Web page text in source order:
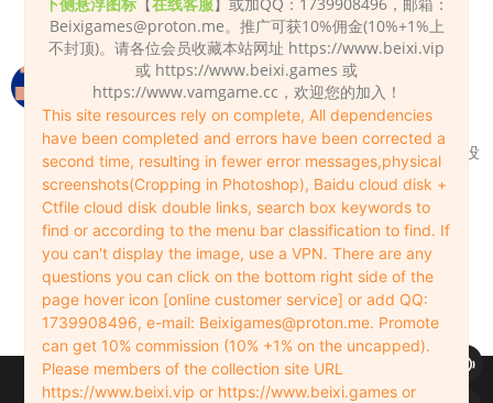
Admin 2024-11-30 0
老大老大，希望可以抽空更新一下25.2月之后的
无敌大色喵 2026-05-24 0
早期做了服装后集，合集链接容易被和谐，后面就没
有再做服装合集了，都是分开单独上的链接。
Admin 2026-05-25 0
好的，那期待继续更新，我在网站里找找。
无敌大色喵 2026-05-25 0
Copyleft © 2022-2026 beixi.vip - All Rights Freedom！
Beixigames@proton.me。推广可获10%佣金(10%+1%上
不封顶)。请各位会员收藏本站网址 https://www.beixi.vip
或 https://www.beixi.games 或
https://www.vamgame.cc，欢迎您的加入！
This site resources rely on complete, All dependencies
have been completed and errors have been corrected a
second time, resulting in fewer error messages,physical
screenshots(Cropping in Photoshop), Baidu cloud disk +
Ctfile cloud disk double links, search box keywords to
find or according to the menu bar classification to find. If
you can't display the image, use a VPN. There are any
questions you can click on the bottom right side of the
page hover icon [online customer service] or add QQ:
1739908496, e-mail: Beixigames@proton.me. Promote
can get 10% commission (10% +1% on the uncapped).
Please members of the collection site URL
https://www.beixi.vip or https://www.beixi.games or